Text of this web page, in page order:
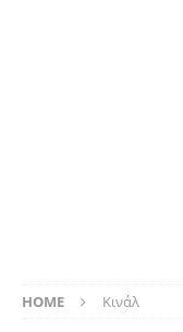
HOME Κινάλ